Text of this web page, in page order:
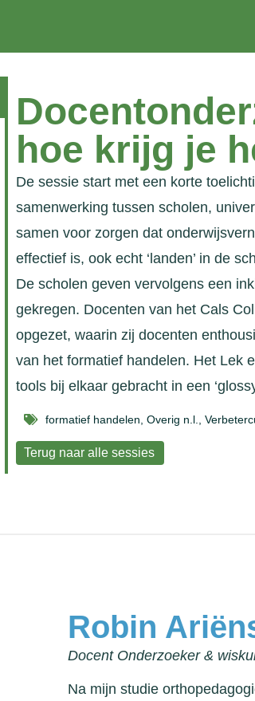
hoe krijg je
De sessie start met een korte
samenwerking tussen scholen,
samen voor zorgen dat
effectief is, ook echt ‘landen’ in de
De scholen geven vervolgens een
gekregen. Docenten van het Cals
opgezet, waarin zij docenten
van het formatief handelen. Het Lek
tools bij elkaar gebracht in een
formatief handelen, Overig n.l.,
Terug naar alle sessies
Robin
Docent Onderzoeker &
Na mijn studie